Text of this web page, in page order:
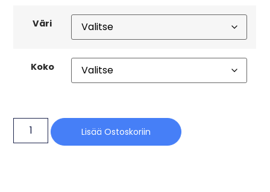
Väri
Koko
Lisää Ostoskoriin